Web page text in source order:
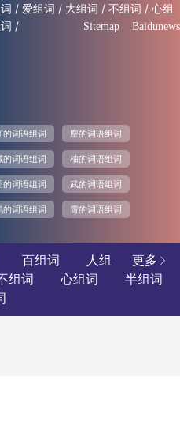
/ 爱组词 / 大组词 / 不组词 / 心组
/ Sitemap Baidunews
的词语组词 麈的词语组词
的词语组词 柚的词语组词
的词语组词 武的词语组词
的词语组词 霄的词语组词
更多 
百组词
人组
组词 心组词
半组词